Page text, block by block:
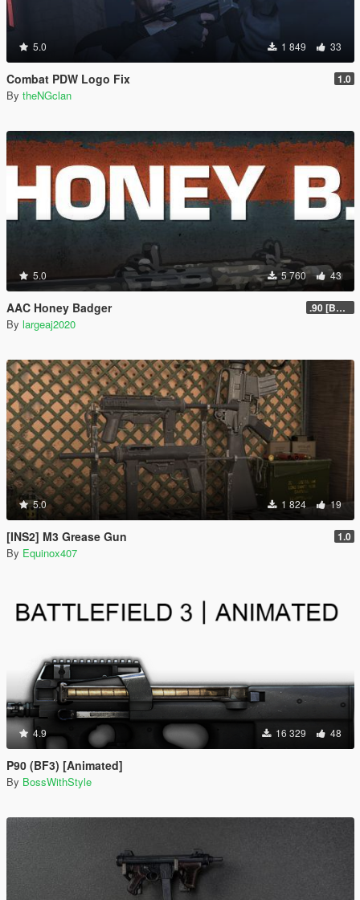
5.0 1 849 33
Combat PDW Logo Fix 1.0
By theNGclan
5.0 5 760 43
AAC Honey Badger .90 [BETA]
By largeaj2020
5.0 1 824 19
[INS2] M3 Grease Gun 1.0
By Equinox407
4.9 16 329 48
P90 (BF3) [Animated]
By BossWithStyle